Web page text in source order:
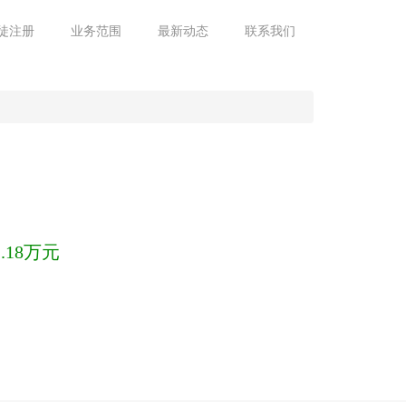
注册 业务范围 最新动态 联系我们
万元